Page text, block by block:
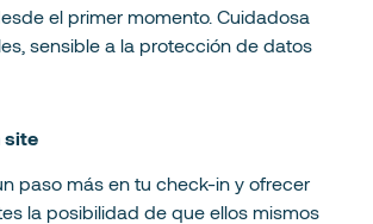
el primer momento. Cuidadosa
sensible a la protección de datos
site
paso más en tu check-in y ofrecer
la posibilidad de que ellos mismos